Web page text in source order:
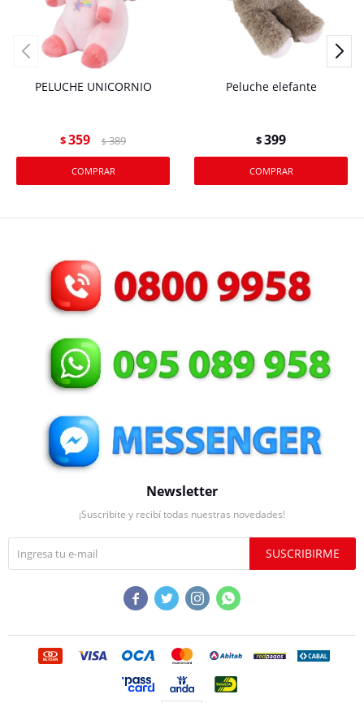
PELUCHE UNICORNIO
$359 $ 389
Peluche elefante
$399
Newsletter
¡Suscribite y recibí todas nuestras novedades!
SUSCRIBIRME
   